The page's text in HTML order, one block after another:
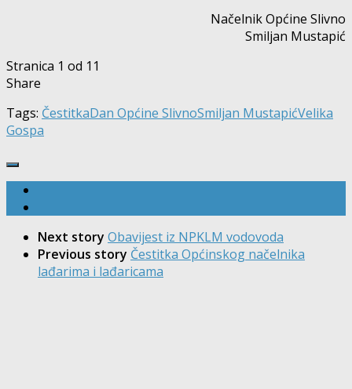
Načelnik Općine Slivno
Smiljan Mustapić
Stranica 1 od 1 1
Share
Tags: ČestitkaDan Općine SlivnoSmiljan MustapićVelika
Gospa
Next story Obavijest iz NPKLM vodovoda
Previous story Čestitka Općinskog načelnika
lađarima i lađaricama